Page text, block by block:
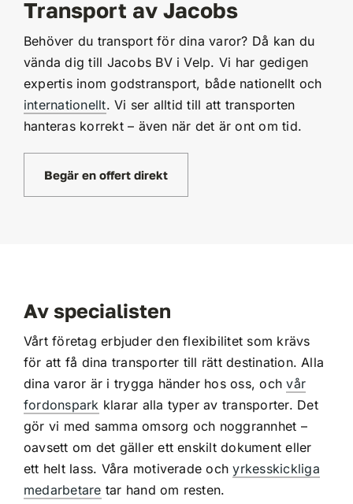
Transport av Jacobs
Behöver du transport för dina varor? Då kan du
vända dig till Jacobs BV i Velp. Vi har gedigen
expertis inom godstransport, både nationellt och
internationellt. Vi ser alltid till att transporten
hanteras korrekt – även när det är ont om tid.
Begär en offert direkt
Av specialisten
Vårt företag erbjuder den flexibilitet som krävs
för att få dina transporter till rätt destination. Alla
dina varor är i trygga händer hos oss, ochvår
fordonspark klarar alla typer av transporter. Det
gör vi med samma omsorg och noggrannhet –
oavsett om det gäller ett enskilt dokument eller
ett helt lass. Våra motiverade ochyrkesskickliga
medarbetare tar hand om resten.